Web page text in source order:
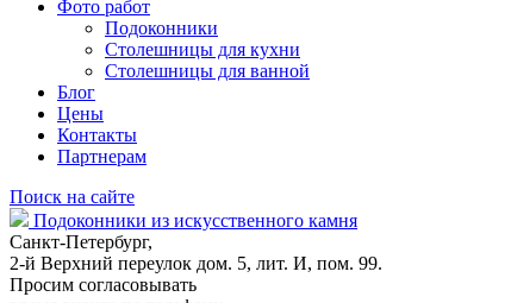
Фото работ
Подоконники
Столешницы для кухни
Столешницы для ванной
Блог
Цены
Контакты
Партнерам
Поиск на сайте
Подоконники из искусственного камня
Санкт-Петербург,
2-й Верхний переулок дом. 5, лит. И, пом. 99.
Просим согласовывать